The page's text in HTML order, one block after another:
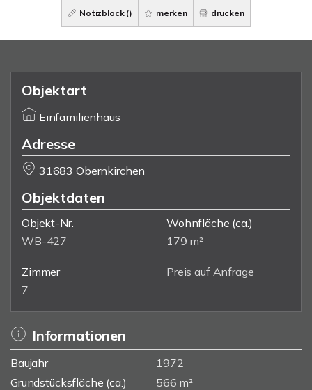
Notizblock () merken drucken
Objektart
Einfamilienhaus
Adresse
31683 Obernkirchen
Objektdaten
Objekt-Nr.
WB-427
Wohnfläche (ca.)
179 m²
Zimmer
7
Preis auf Anfrage
Informationen
Baujahr
1972
Grundstücksfläche (ca.)
566 m²